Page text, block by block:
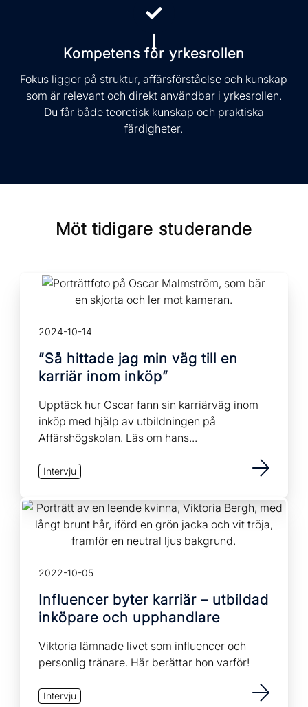
Kompetens för yrkesrollen
Fokus ligger på struktur, affärsförståelse och kunskap
som är relevant och direkt användbar i yrkesrollen.
Du får både teoretisk kunskap och praktiska
färdigheter.
Möt tidigare studerande
2024-10-14
”Så hittade jag min väg till en
karriär inom inköp”
Upptäck hur Oscar fann sin karriärväg inom
inköp med hjälp av utbildningen på
Affärshögskolan. Läs om hans...
Intervju
2022-10-05
Influencer byter karriär – utbildad
inköpare och upphandlare
Viktoria lämnade livet som influencer och
personlig tränare. Här berättar hon varför!
Intervju